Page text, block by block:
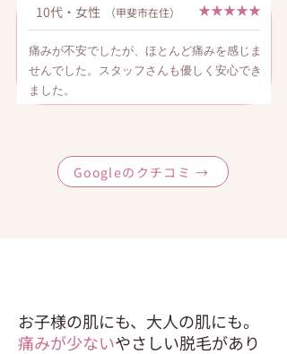
10代・女性 ★★★★★
（甲斐市在住）
痛みが不安でしたが、ほとんど痛みを感じま
せんでした。スタッフさんも優しく安心でき
ました。
Googleのクチコミ →
お子様の肌にも、大人の肌にも。
​痛みが少ないやさしい脱毛があり